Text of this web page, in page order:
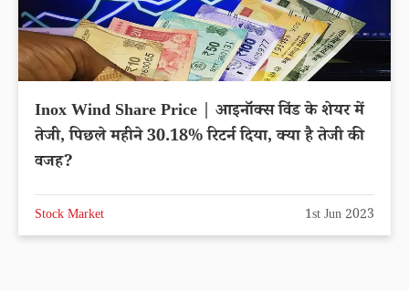
Inox Wind Share Price | आइनॉक्स विंड के शेयर में
तेजी, पिछले महीने 30.18% रिटर्न दिया, क्या है तेजी की
वजह?
Stock Market 1st Jun 2023